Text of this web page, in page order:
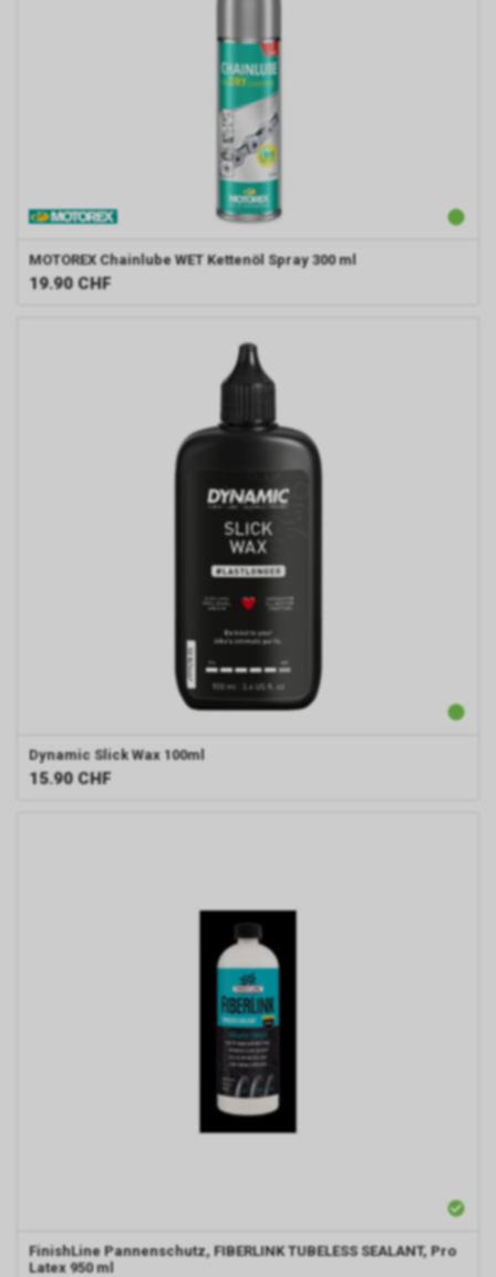
MOTOREX Chainlube WET Kettenöl Spray 300 ml
19.90 CHF
Dynamic Slick Wax 100ml
15.90 CHF
FinishLine Pannenschutz, FIBERLINK TUBELESS SEALANT, Pro
Latex 950 ml